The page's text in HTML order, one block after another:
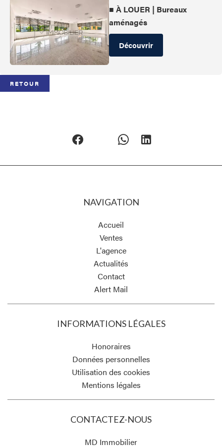
■ À LOUER | Bureaux
aménagés
Découvrir
RETOUR
NAVIGATION
Accueil
Ventes
L'agence
Actualités
Contact
Alert Mail
INFORMATIONS LÉGALES
Honoraires
Données personnelles
Utilisation des cookies
Mentions légales
CONTACTEZ-NOUS
MD Immobilier